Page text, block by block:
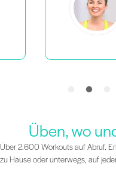
Üben, wo
Über 2.600 Workouts auf Abruf.
zu Hause oder unterwegs, auf